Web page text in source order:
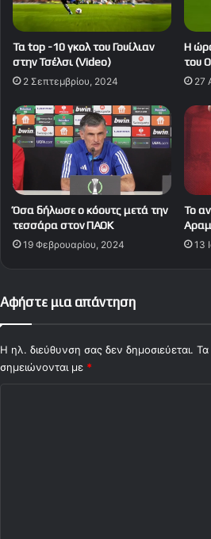
Τα top -10 γκολ του Γουίλιαν
στην Τσέλσι (Video)
2 Σεπτεμβρίου, 2024
Η
του
27
Όσα δήλωσε ο κόουτς μετά την
τεσσάρα στον ΠΑΟΚ
19 Φεβρουαρίου, 2024
Το
13
Αφήστε μια απάντηση
Η ηλ. διεύθυνση σας δεν δημοσιεύεται. Τα
σημειώνονται με *